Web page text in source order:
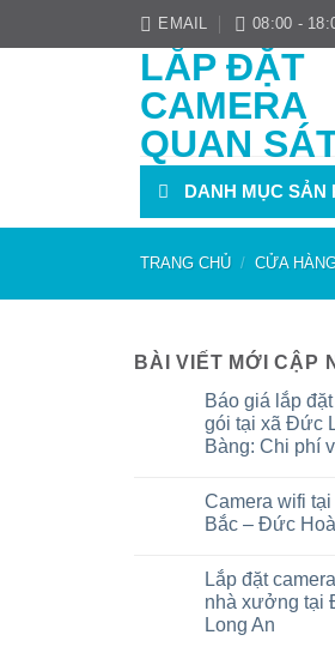
qua
EMAIL 08:00 -
LẮP ĐẶT
CAMERA
QUAN
DANH MỤC SẢN
TRANG CHỦ / CỬA
BÀI VIẾT MỚI CẬP
Báo giá lắp
gói tại xã Đức
Bàng: Chi phí
bình
luận
ở
lắp
đặt
camera
trọn
Camera wifi
Bắc – Đức
bình
luận
ở
Camera
Lắp đặt
nhà xưởng tại
Long An